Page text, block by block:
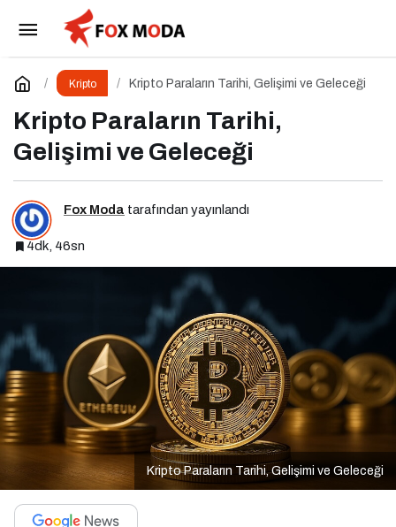
Kripto Kripto Paraların Tarihi, Gelişimi ve Geleceği
Kripto Paraların Tarihi,
Gelişimi ve Geleceği
Fox Moda tarafından yayınlandı
4dk, 46sn
Kripto Paraların Tarihi, Gelişimi ve Geleceği
Piyasa Hareketleri Altcoinleri Sert Etkiledi
Yorum Yap